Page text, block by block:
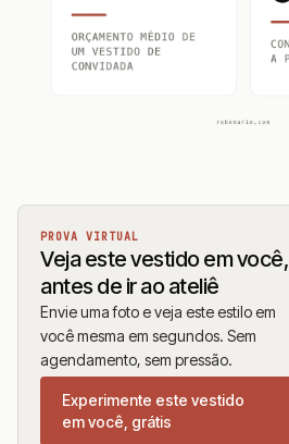
PROVA VIRTUAL
Veja este vestido em você,
antes de ir ao ateliê
Envie uma foto e veja este estilo em
você mesma em segundos. Sem
agendamento, sem pressão.
Experimente este vestido
em você, grátis